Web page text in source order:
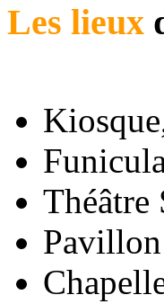
Les lieux
Théâtre